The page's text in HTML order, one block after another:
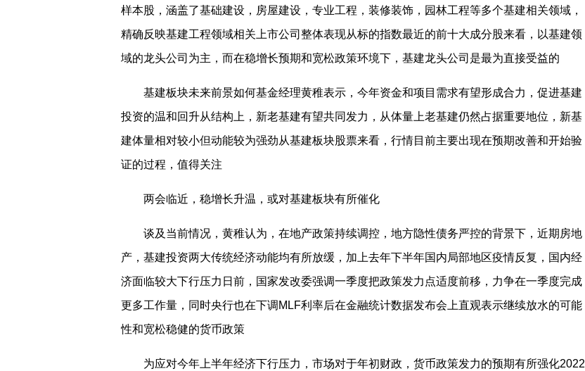
样本股，涵盖了基础建设，房屋建设，专业工程，装修装饰，园林工程等多个基建相关领域，
精确反映基建工程领域相关上市公司整体表现从标的指数最近的前十大成分股来看，以基建领
域的龙头公司为主，而在稳增长预期和宽松政策环境下，基建龙头公司是最为直接受益的
基建板块未来前景如何基金经理黄稚表示，今年资金和项目需求有望形成合力，促进基建
投资的温和回升从结构上，新老基建有望共同发力，从体量上老基建仍然占据重要地位，新基
建体量相对较小但动能较为强劲从基建板块股票来看，行情目前主要出现在预期改善和开始验
证的过程，值得关注
两会临近，稳增长升温，或对基建板块有所催化
谈及当前情况，黄稚认为，在地产政策持续调控，地方隐性债务严控的背景下，近期房地
产，基建投资两大传统经济动能均有所放缓，加上去年下半年国内局部地区疫情反复，国内经
济面临较大下行压力日前，国家发改委强调一季度把政策发力点适度前移，力争在一季度完成
更多工作量，同时央行也在下调MLF利率后在金融统计数据发布会上直观表示继续放水的可能
性和宽松稳健的货币政策
为应对今年上半年经济下行压力，市场对于年初财政，货币政策发力的预期有所强化2022